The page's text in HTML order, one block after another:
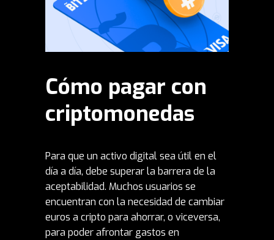
Cómo pagar con
criptomonedas
Para que un activo digital sea útil en el
día a día, debe superar la barrera de la
aceptabilidad. Muchos usuarios se
encuentran con la necesidad de cambiar
euros a cripto para ahorrar, o viceversa,
para poder afrontar gastos en